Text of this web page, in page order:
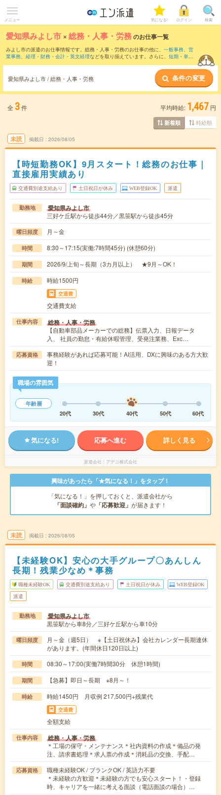
メニュー 気になる! ログイン 検索
愛知県みよし市 ×総務・人事・労務のお仕事一覧
みよし市の派遣のお仕事情報です。総務・人事・労務のお仕事の他に、 一般事務、 営
業事務、 経理・財務・会計・英文経理などを取り揃えています。さらに、 短期 ・ 単発
愛知県みよし市 / 総務・人事・労務 条件の変更
全 3件 平均時給: 1,467 円
新着順 時給順
未読 掲載日 2026/08/05
【時短勤務OK】9月スタート！総務のお仕事｜
直接雇用実績あり
交通費別途支給あり 土日祝日が休み WEB登録OK 派遣
勤務地 愛知県みよし市
三好ケ丘駅から徒歩44分／黒笹駅から徒歩45分
曜日頻度 月～金
時間 8:30～17:15(実働:7時間45分) (休憩60分)
期間 2026/9/上旬～長期（3カ月以上） ★9月～OK！
時給 時給1500円
交通費
交通費支給
仕事内容 総務・人事・労務
【自動車部品メーカーでの総務】伝票入力、日報データ
入、 社員の勤怠・有給休暇管理、受発注業務、Exc…
応募資格
事務経験があれば応募可能！AI活用、DXに興味のある方大歓
迎！
職場の雰囲気
年齢層
20代
30代 40代 50代 60代
気になる! 応募へ進む 詳しく見る
派遣会社 アデコ株式会社
興味があったら「★気になる！」をタップ！
「気になる！」を押しておくと、派遣会社から
「面談確約」 や 「応募歓迎」 が届きます！
未読 掲載日 2026/08/05
【未経験OK】安心の大手グループ〇あんしん
長期！残業少なめ＊事務
職種未経験OK 交通費別途支給あり 土日祝日が休み WEB登録OK
派遣
勤務地 愛知県みよし市
黒笹駅から車8分／三好ケ丘駅から車10分
曜日頻度
月～金（週5日） ※【土日祝休み】会社カレンダー長期連休
があります。(年間休日120日以上)
時間 08:30～17:00(実働7時間30分 休憩1時間)
期間 【急募】即日～長期 ※8月～！
時給 時給1450円 月収例 217,500円+残業代
交通費
全額支給
仕事内容 総務・人事・労務
＊工場の保守・メンテナンス＊社内資料の作成＊備品の発
注、請求書処理＊求人票の作成＊消耗品の交換、手配…
応募資格
職種未経験OK / ブランクOK / 英語力不要
＊未経験の方歓迎＊未経験の方でも安心スタート！・登録
時、キャリアを一緒に考える面談（電話面談の場合）…